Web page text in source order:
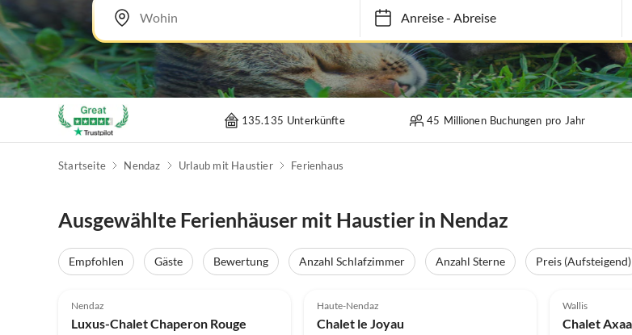
Anreise-Abreise
135.135 Unterkünfte 45 Millionen Buchungen pro Jahr
Startseite Nendaz Urlaub mit Haustier Ferienhaus
Ausgewählte Ferienhäuser mit Haustier in Nendaz
Empfohlen Gäste Bewertung Anzahl Schlafzimmer Anzahl Sterne Preis (Aufsteigend)
Nendaz
Luxus-Chalet Chaperon Rouge
Haute-Nendaz
Chalet le Joyau
Wallis